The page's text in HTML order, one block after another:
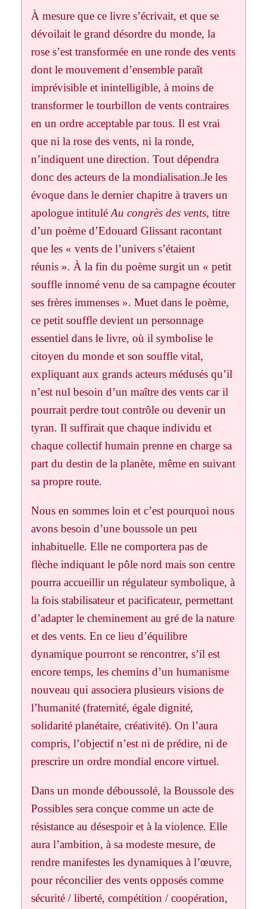
À mesure que ce livre s’écrivait, et que se
dévoilait le grand désordre du monde, la
rose s’est transformée en une ronde des vents
dont le mouvement d’ensemble paraît
imprévisible et inintelligible, à moins de
transformer le tourbillon de vents contraires
en un ordre acceptable par tous. Il est vrai
que ni la rose des vents, ni la ronde,
n’indiquent une direction. Tout dépendra
donc des acteurs de la mondialisation.Je les
évoque dans le dernier chapitre à travers un
apologue intitulé Au congrès des vents, titre
d’un poème d’Edouard Glissant racontant
que les « vents de l’univers s’étaient
réunis ». À la fin du poème surgit un « petit
souffle innomé venu de sa campagne écouter
ses frères immenses ». Muet dans le poème,
ce petit souffle devient un personnage
essentiel dans le livre, où il symbolise le
citoyen du monde et son souffle vital,
expliquant aux grands acteurs médusés qu’il
n’est nul besoin d’un maître des vents car il
pourrait perdre tout contrôle ou devenir un
tyran. Il suffirait que chaque individu et
chaque collectif humain prenne en charge sa
part du destin de la planète, même en suivant
sa propre route.
Nous en sommes loin et c’est pourquoi nous
avons besoin d’une boussole un peu
inhabituelle. Elle ne comportera pas de
flèche indiquant le pôle nord mais son centre
pourra accueillir un régulateur symbolique, à
la fois stabilisateur et pacificateur, permettant
d’adapter le cheminement au gré de la nature
et des vents. En ce lieu d’équilibre
dynamique pourront se rencontrer, s’il est
encore temps, les chemins d’un humanisme
nouveau qui associera plusieurs visions de
l’humanité (fraternité, égale dignité,
solidarité planétaire, créativité). On l’aura
compris, l’objectif n’est ni de prédire, ni de
prescrire un ordre mondial encore virtuel.
Dans un monde déboussolé, la Boussole des
Possibles sera conçue comme un acte de
résistance au désespoir et à la violence. Elle
aura l’ambition, à sa modeste mesure, de
rendre manifestes les dynamiques à l’œuvre,
pour réconcilier des vents opposés comme
sécurité / liberté, compétition / coopération,